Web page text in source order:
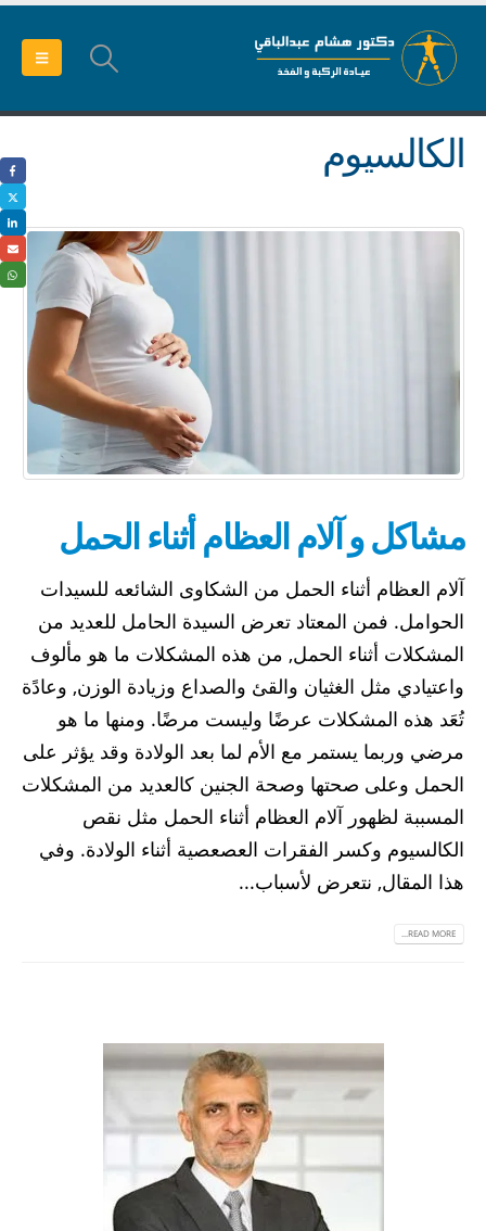
الكالسيوم
مشاكل و آلام العظام أثناء الحمل
آلام العظام أثناء الحمل من الشكاوى الشائعه للسيدات
الحوامل. فمن المعتاد تعرض السيدة الحامل للعديد من
المشكلات أثناء الحمل, من هذه المشكلات ما هو مألوف
واعتيادي مثل الغثيان والقئ والصداع وزيادة الوزن, وعادًة
تُعَد هذه المشكلات عرضًا وليست مرضًا. ومنها ما هو
مرضي وربما يستمر مع الأم لما بعد الولادة وقد يؤثر على
الحمل وعلى صحتها وصحة الجنين كالعديد من المشكلات
المسببة لظهور آلام العظام أثناء الحمل مثل نقص
الكالسيوم وكسر الفقرات العصعصية أثناء الولادة. وفي
هذا المقال, نتعرض لأسباب...
READ MORE...